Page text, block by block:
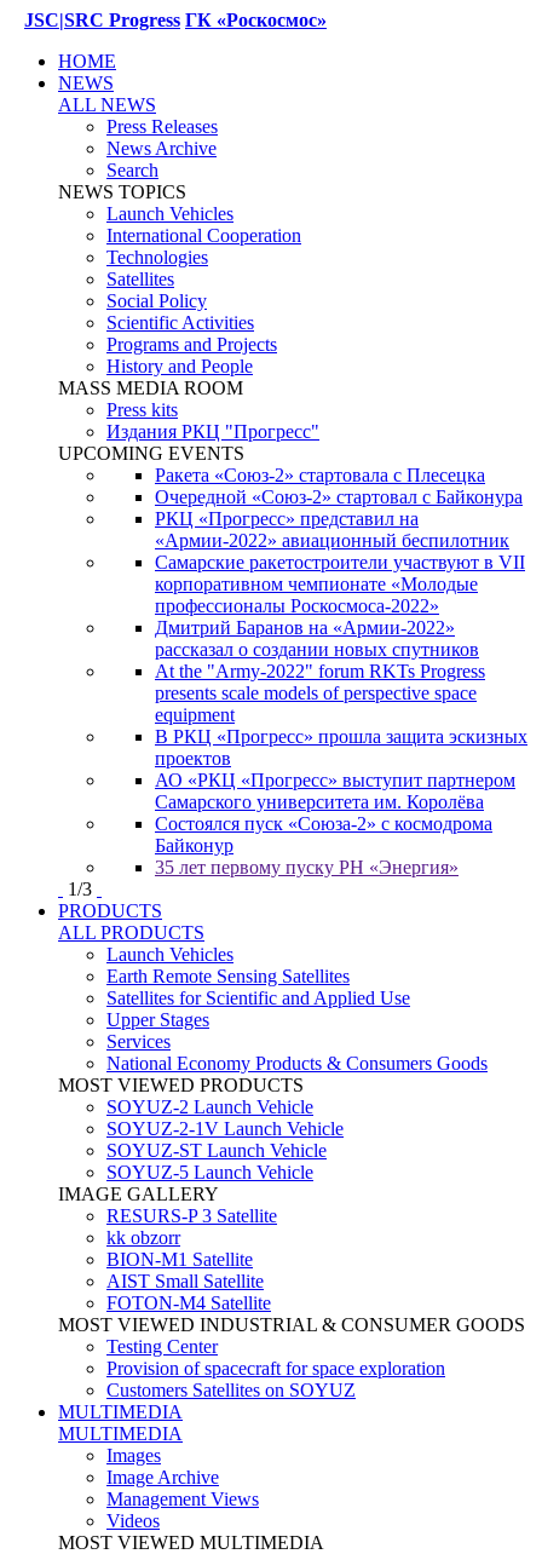
JSC|SRC Progress ГК «Роскосмос»
HOME
NEWS
ALL NEWS
Press Releases
News Archive
Search
NEWS TOPICS
Launch Vehicles
International Cooperation
Technologies
Satellites
Social Policy
Scientific Activities
Programs and Projects
History and People
MASS MEDIA ROOM
Press kits
Издания РКЦ "Прогресс"
UPCOMING EVENTS
Ракета «Союз-2» стартовала с Плесецка
Очередной «Союз-2» стартовал с Байконура
РКЦ «Прогресс» представил на
«Армии-2022» авиационный беспилотник
Самарские ракетостроители участвуют в VII
корпоративном чемпионате «Молодые
профессионалы Роскосмоса-2022»
Дмитрий Баранов на «Армии-2022»
рассказал о создании новых спутников
At the "Army-2022" forum RKTs Progress
presents scale models of perspective space
equipment
В РКЦ «Прогресс» прошла защита эскизных
проектов
АО «РКЦ «Прогресс» выступит партнером
Самарского университета им. Королёва
Состоялся пуск «Союза-2» с космодрома
Байконур
35 лет первому пуску РН «Энергия»
1/3
PRODUCTS
ALL PRODUCTS
Launch Vehicles
Earth Remote Sensing Satellites
Satellites for Scientific and Applied Use
Upper Stages
Services
National Economy Products & Consumers Goods
MOST VIEWED PRODUCTS
SOYUZ-2 Launch Vehicle
SOYUZ-2-1V Launch Vehicle
SOYUZ-ST Launch Vehicle
SOYUZ-5 Launch Vehicle
IMAGE GALLERY
RESURS-P 3 Satellite
kk obzorr
BION-M1 Satellite
AIST Small Satellite
FOTON-M4 Satellite
MOST VIEWED INDUSTRIAL & CONSUMER GOODS
Testing Center
Provision of spacecraft for space exploration
Customers Satellites on SOYUZ
MULTIMEDIA
MULTIMEDIA
Images
Image Archive
Management Views
Videos
MOST VIEWED MULTIMEDIA